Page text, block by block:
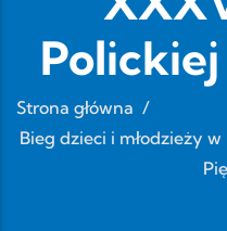
Strona główna /
Bieg dzieci i młodzieży